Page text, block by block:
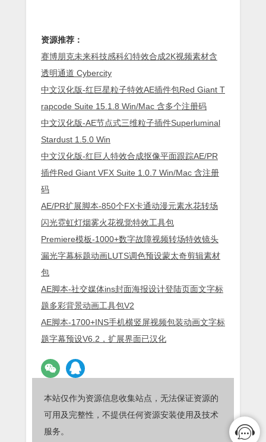
资源推荐：
赛博朋克未来科技感科幻特效合成2K视频素材含
透明通道 Cybercity
中文汉化版-红巨星粒子特效AE插件包Red Giant T
rapcode Suite 15.1.8 Win/Mac 含多个注册码
中文汉化版-AE节点式三维粒子插件Superluminal
Stardust 1.5.0 Win
中文汉化版-红巨人特效合成抠像平面跟踪AE/PR
插件Red Giant VFX Suite 1.0.7 Win/Mac 含注册
码
AE/PR扩展脚本-850个FX卡通动漫元素水花转场
闪光霓虹灯烟雾火花视觉特效工具包
Premiere模板-1000+数字故障视频转场特效镜头
漏光字幕标题动画LUTS调色预设蒙太奇剪辑素材
包
AE脚本-社交媒体ins封面海报设计登陆页面文字标
题多彩背景动画工具包V2
AE脚本-1700+INS手机横竖屏视频包装动画文字标
题字幕预设V6.2，扩展界面已汉化
本站仅作为资源信息收集站点，无法保证资源的
可用及完整性，不提供任何资源安装使用及技术
服务。